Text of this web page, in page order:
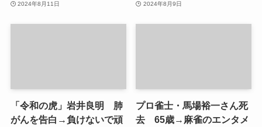
2024年8月11日 2024年8月9日
「令和の虎」岩井良明 肺
がんを告白→負けないで頑
プロ雀士・馬場裕一さん死
去 65歳→麻雀のエンタメ